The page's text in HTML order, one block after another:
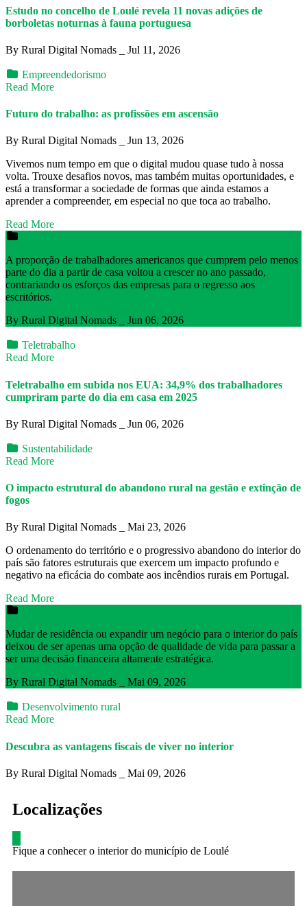
Estudo no concelho de Loulé revela 11 novas adições de
borboletas noturnas à fauna portuguesa
By Rural Digital Nomads _ Jul 11, 2026
Empreendedorismo
Read More
Futuro do trabalho: as profissões em ascensão
By Rural Digital Nomads _ Jun 13, 2026
Vivemos num tempo em que o digital mudou quase tudo à nossa
volta. Trouxe desafios novos, mas também muitas oportunidades, e
está a transformar a sociedade de formas que ainda estamos a
aprender a compreender, em especial no que toca ao trabalho.
Read More
A proporção de trabalhadores americanos que cumprem pelo menos
parte do dia a partir de casa voltou a crescer no ano passado,
contrariando os esforços das empresas para o regresso aos
escritórios.
By Rural Digital Nomads _ Jun 06, 2026
Teletrabalho
Read More
Teletrabalho em subida nos EUA: 34,9% dos trabalhadores
cumpriram parte do dia em casa em 2025
By Rural Digital Nomads _ Jun 06, 2026
Sustentabilidade
Read More
O impacto estrutural do abandono rural na gestão e extinção de
fogos
By Rural Digital Nomads _ Mai 23, 2026
O ordenamento do território e o progressivo abandono do interior do
país são fatores estruturais que exercem um impacto profundo e
negativo na eficácia do combate aos incêndios rurais em Portugal.
Read More
Mudar de residência ou expandir um negócio para o interior do país
deixou de ser apenas uma opção de qualidade de vida para passar a
ser uma decisão financeira altamente estratégica.
By Rural Digital Nomads _ Mai 09, 2026
Desenvolvimento rural
Read More
Descubra as vantagens fiscais de viver no interior
By Rural Digital Nomads _ Mai 09, 2026
Localizações
Fique a conhecer o interior do município de Loulé